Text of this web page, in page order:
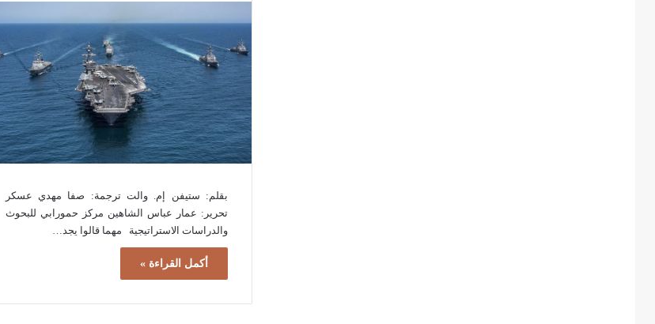
بقلم: ستيفن إم. والت ترجمة: صفا مهدي عسكر
تحرير: عمار عباس الشاهين مركز حمورابي للبحوث
والدراسات الاستراتيجية مهما قالوا يجد…
أكمل القراءة »